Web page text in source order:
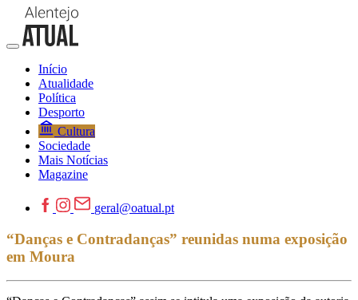
Início
Atualidade
Política
Desporto
Cultura
Sociedade
Mais Notícias
Magazine
geral@oatual.pt
“Danças e Contradanças” reunidas numa exposição
em Moura